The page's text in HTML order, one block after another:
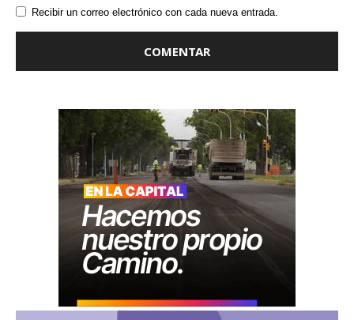
Recibir un correo electrónico con cada nueva entrada.